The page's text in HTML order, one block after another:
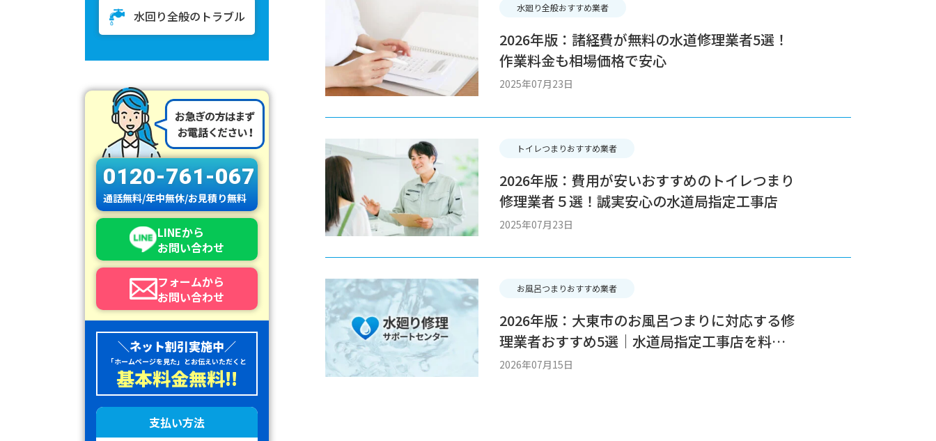
水回り全般のトラブル
0120-761-067
通話無料/年中無休/お見積り無料
LINEから
お問い合わせ
フォームから
お問い合わせ
＼ネット割引実施中／
「ホームページを見た」とお伝えいただくと
基本料金無料!!
支払い方法
水廻り全般おすすめ業者
2026年版：諸経費が無料の水道修理業者5選！
作業料金も相場価格で安心
2025年07月23日
トイレつまりおすすめ業者
2026年版：費用が安いおすすめのトイレつまり
修理業者５選！誠実安心の水道局指定工事店
2025年07月23日
お風呂つまりおすすめ業者
2026年版：大東市のお風呂つまりに対応する修
理業者おすすめ5選｜水道局指定工事店を料金
で比較
2026年07月15日